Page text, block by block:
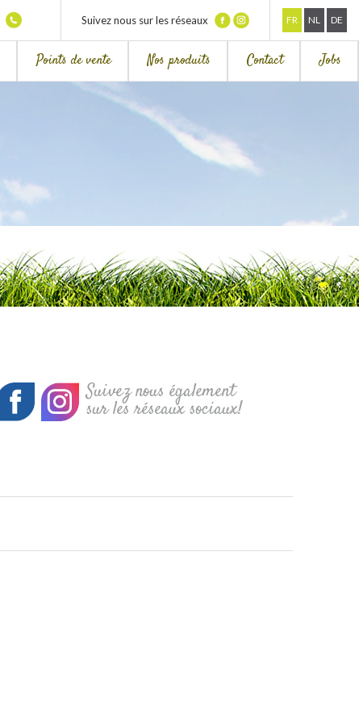
Suivez nous sur les réseaux FR NL DE
Points de vente Nos produits Contact Jobs
Suivez nous également
sur les réseaux sociaux!